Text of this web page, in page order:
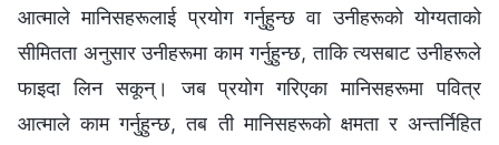
आत्माले मानिसहरूलाई प्रयोग गर्नुहुन्छ वा उनीहरूको योग्यताको
सीमितता अनुसार उनीहरूमा काम गर्नुहुन्छ, ताकि त्यसबाट उनीहरूले
फाइदा लिन सकून्। जब प्रयोग गरिएका मानिसहरूमा पवित्र
आत्माले काम गर्नुहुन्छ, तब ती मानिसहरूको क्षमता र अन्तर्निहित